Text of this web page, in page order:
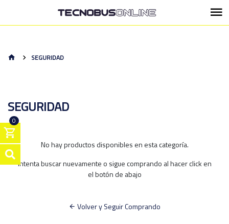
0
SEGURIDAD
SEGURIDAD
No hay productos disponibles en esta categoría.
Intenta buscar nuevamente o sigue comprando al hacer click en
el botón de abajo
Volver y Seguir Comprando